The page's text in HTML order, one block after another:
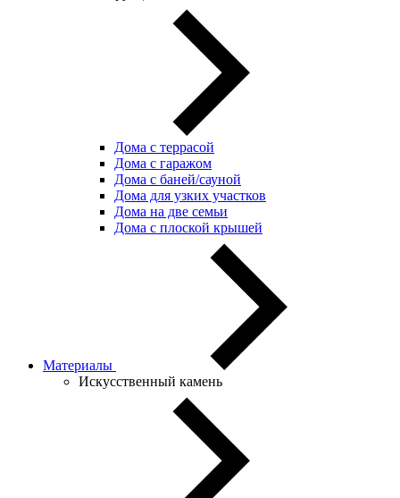
Дома с террасой
Дома с гаражом
Дома с баней/сауной
Дома для узких участков
Дома на две семьи
Дома с плоской крышей
Материалы
Искусственный камень